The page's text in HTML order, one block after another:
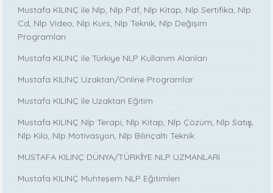
Mustafa KILINÇ ile Nlp, Nlp Pdf, Nlp Kitap, Nlp Sertifika, Nlp
Cd, Nlp Video, Nlp Kurs, Nlp Teknik, Nlp Değişim
Programları
Mustafa KILINÇ ile Türkiye NLP Kullanım Alanları
Mustafa KILINÇ Uzaktan/Online Programlar
Mustafa KILINÇ ile Uzaktan Eğitim
Mustafa KILINÇ Nlp Terapi, Nlp Kitap, Nlp Çözüm, Nlp Satış,
Nlp Kilo, Nlp Motivasyon, Nlp Bilinçaltı Teknik
MUSTAFA KILINÇ DÜNYA/TÜRKİYE NLP UZMANLARI
Mustafa KILINÇ Muhteşem NLP Eğitimleri